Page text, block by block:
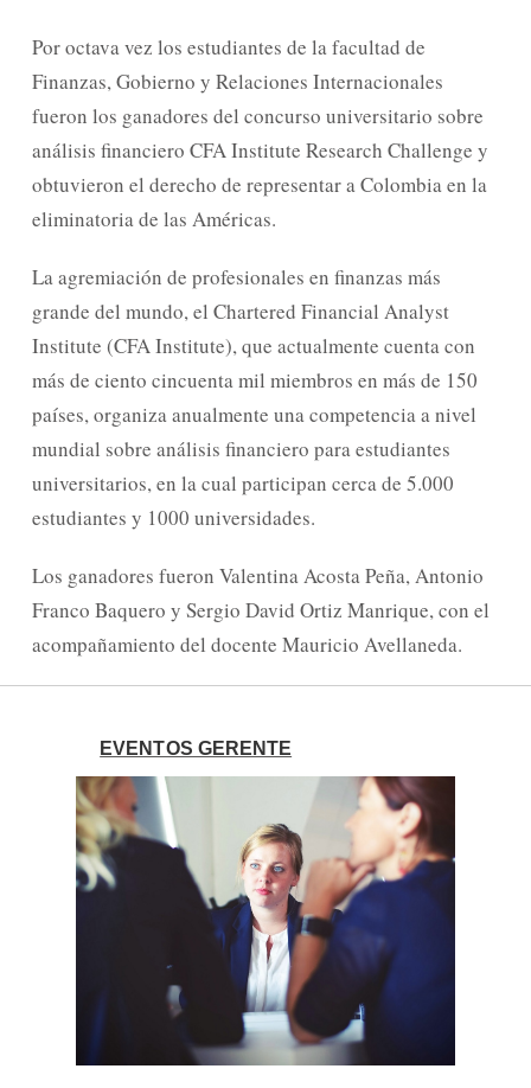
Por octava vez los estudiantes de la facultad de
Finanzas, Gobierno y Relaciones Internacionales
fueron los ganadores del concurso universitario sobre
análisis financiero CFA Institute Research Challenge y
obtuvieron el derecho de representar a Colombia en la
eliminatoria de las Américas.
La agremiación de profesionales en finanzas más
grande del mundo, el Chartered Financial Analyst
Institute (CFA Institute), que actualmente cuenta con
más de ciento cincuenta mil miembros en más de 150
países, organiza anualmente una competencia a nivel
mundial sobre análisis financiero para estudiantes
universitarios, en la cual participan cerca de 5.000
estudiantes y 1000 universidades.
Los ganadores fueron Valentina Acosta Peña, Antonio
Franco Baquero y Sergio David Ortiz Manrique, con el
acompañamiento del docente Mauricio Avellaneda.
EVENTOS GERENTE